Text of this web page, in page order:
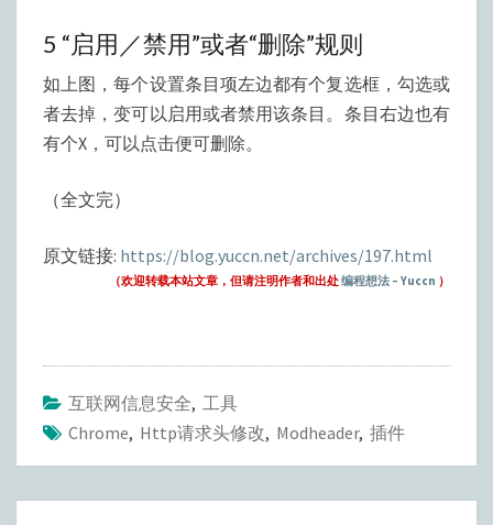
5 “启用／禁用”或者“删除”规则
如上图，每个设置条目项左边都有个复选框，勾选或
者去掉，变可以启用或者禁用该条目。条目右边也有
有个X，可以点击便可删除。
（全文完）
原文链接: https://blog.yuccn.net/archives/197.html
（欢迎转载本站文章，但请注明作者和出处编程想法 – Yuccn ）
互联网信息安全, 工具
Chrome, Http请求头修改, Modheader, 插件